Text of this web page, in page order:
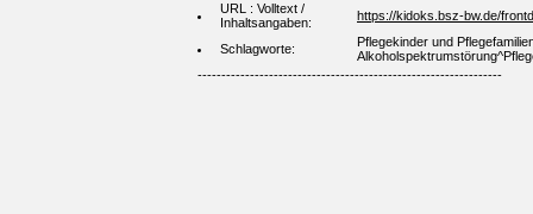
URL : Volltext /
Inhaltsangaben:
https://kidoks.bsz-bw.de/
Schlagworte:
Pflegekinder und
----------------------------------------------------------------